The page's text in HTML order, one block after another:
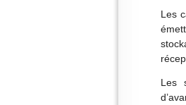
Les
Les